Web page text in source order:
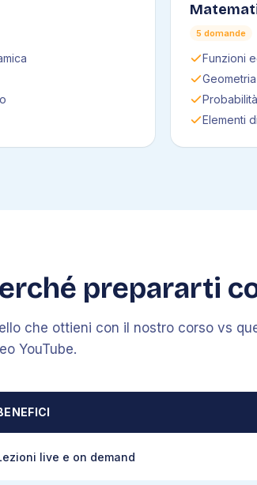
5 domande
Funzioni
Geometria
Elementi
prepararti
che ottieni con il nostro corso vs
YouTube.
live e on demand